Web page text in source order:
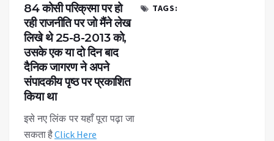
84 कोसी परिक्रमा पर हो
रही राजनीति पर जो मैंने लेख
लिखे थे 25-8-2013 को,
उसके एक या दो दिन बाद
दैनिक जागरण ने अपने
संपादकीय पृष्ठ पर प्रकाशित
किया था
इसे नए लिंक पर यहाँ पूरा पढ़ा जा
सकता हैClick Here
TAGS: